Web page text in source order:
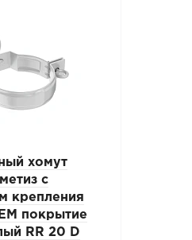
хомут
с
крепления
покрытие
RR 20 D